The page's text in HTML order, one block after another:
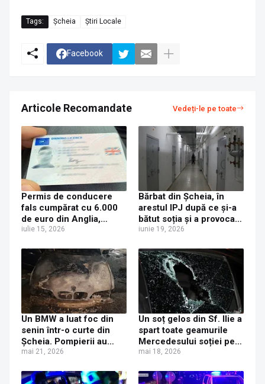
Tags: Șcheia Știri Locale
Facebook
Articole Recomandate Vedeți-le pe toate
Permis de conducere
fals cumpărat cu 6.000
de euro din Anglia,
depistat de un polițist
control de rutină la Trei
Movile
iulie 15, 2026
Bărbat din Șcheia, în
arestul IPJ după ce și-a
bătut soția și a provocat
scandal
iunie 19, 2026
Un BMW a luat foc din
senin într-o curte din
Șcheia. Pompierii au
intervenit de urgență și
incendiului
mai 21, 2026
Un soț gelos din Sf. Ilie a
spart toate geamurile
Mercedesului soției pe
care o bănuiește că îl
întocmit de polițiști
mai 18, 2026